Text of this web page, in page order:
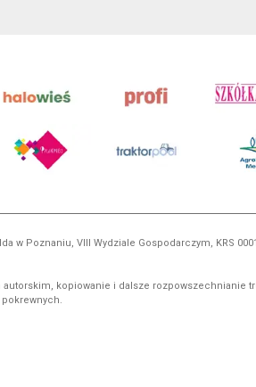
w Poznaniu, VIII Wydziale Gospodarczym, KRS
kopiowanie i dalsze rozpowszechnianie